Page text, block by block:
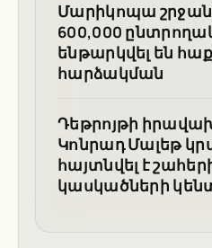
Մարիկոպա
600,000
ենթարկվել են
հարձակման
Դեթրոյթի
Կոնրադ Մալեթ
հայտնվել է
կասկածների